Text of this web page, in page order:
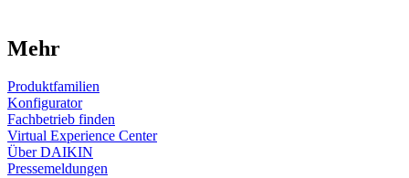
Mehr
Produktfamilien
Konfigurator
Fachbetrieb finden
Virtual Experience Center
Über DAIKIN
Pressemeldungen